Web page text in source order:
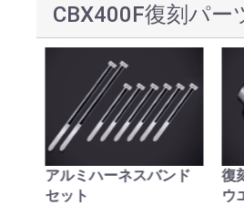
CBX400F復刻パー
アルミハーネスバンド
セット
復
ウ